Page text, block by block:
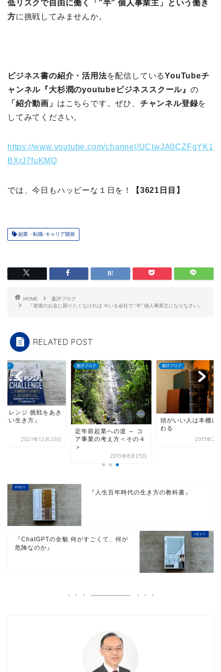
低リスクで自由に働く「”半” 個人事業主」という働き
方に挑戦してみませんか。
ビジネス書の紹介・活用法を配信しているYouTubeチ
ャンネル『大杉潤のyoutubeビジネススクール』 の
「紹介動画」 はこちらです。ぜひ、 チャンネル登録を
してみてください。
https://www.youtube.com/channel/UCIwJA0CZFgYK1
BXrJ7fuKMQ
では、今日もハッピーな１日を！ 【3621日目】
副業・転職･キャリア開発
HOME
書評ブログ
『老後のお金に困りたくなければ 今いる会社で “半” 個人事業主になりなさい』
RELATED POST
ログ
ャレンジ 挑戦をあき
ない生き方』
2021年12月20日
書評ブログ
定年前起業への道 ～ コ
ア事業の考え方＜その４
＞
2015年8月25日
書評ブログ
頭がいい人は本棚に
わる
2015年2
『人生百年時代の生き方の教科書』
『ChatGPTの全貌 何がすごくて、何が
危険なのか』